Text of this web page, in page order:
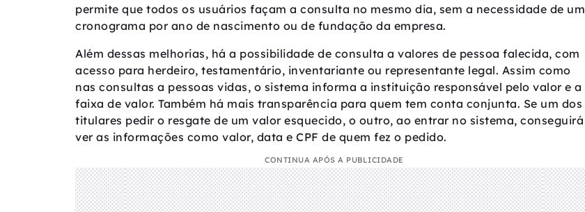
permite que todos os usuários façam a consulta no mesmo dia, sem a necessidade de um
cronograma por ano de nascimento ou de fundação da empresa.
Além dessas melhorias, há a possibilidade de consulta a valores de pessoa falecida, com
acesso para herdeiro, testamentário, inventariante ou representante legal. Assim como
nas consultas a pessoas vidas, o sistema informa a instituição responsável pelo valor e a
faixa de valor. Também há mais transparência para quem tem conta conjunta. Se um dos
titulares pedir o resgate de um valor esquecido, o outro, ao entrar no sistema, conseguirá
ver as informações como valor, data e CPF de quem fez o pedido.
CONTINUA APÓS A PUBLICIDADE